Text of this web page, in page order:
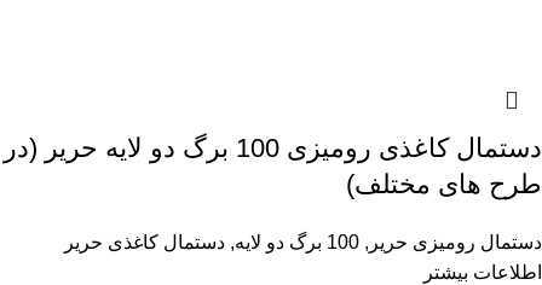
دستمال کاغذی رومیزی 100 برگ دو لایه حریر (در
طرح های مختلف)
دستمال رومیزی حریر , 100 برگ دو لایه , دستمال کاغذی حریر
اطلاعات بیشتر